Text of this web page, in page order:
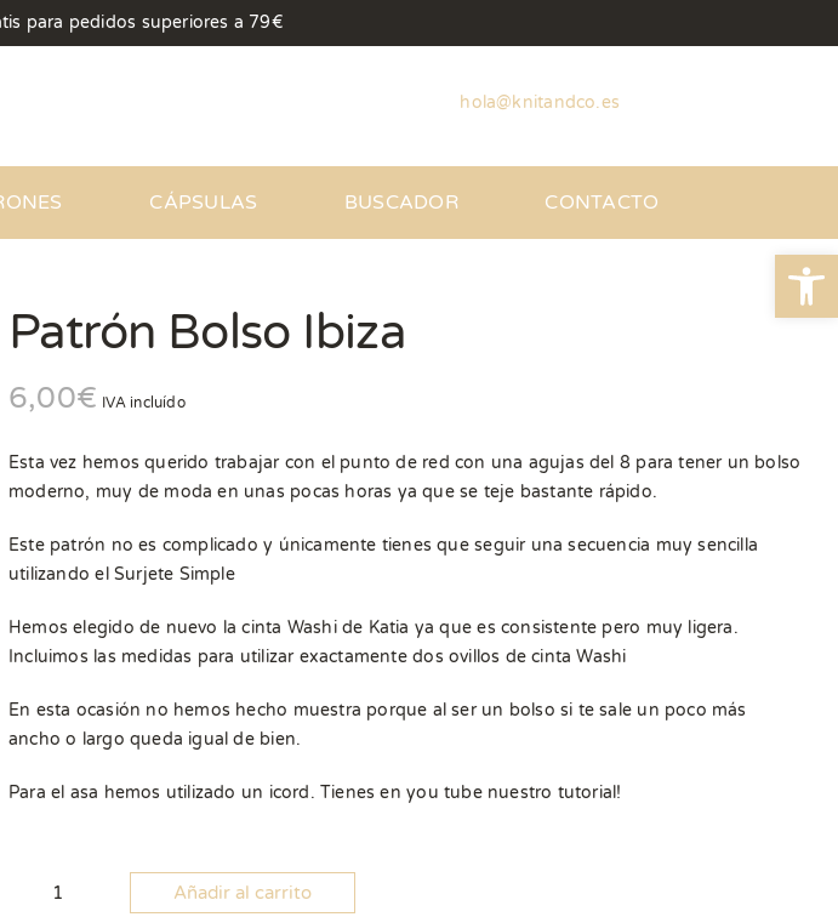
para pedidos superiores a 79€
hola@knitandco.es
CÁPSULAS BUSCADOR CONTACTO
Patrón Bolso Ibiza
6,00€ IVA incluído
Esta vez hemos querido trabajar con el punto de red con una agujas del 8 para tener un bolso
moderno, muy de moda en unas pocas horas ya que se teje bastante rápido.
Este patrón no es complicado y únicamente tienes que seguir una secuencia muy sencilla
utilizando el Surjete Simple
Hemos elegido de nuevo la cinta Washi de Katia ya que es consistente pero muy ligera.
Incluimos las medidas para utilizar exactamente dos ovillos de cinta Washi
En esta ocasión no hemos hecho muestra porque al ser un bolso si te sale un poco más
ancho o largo queda igual de bien.
Para el asa hemos utilizado un icord. Tienes en you tube nuestro tutorial!
Patrón
Añadir al carrito
Abrir